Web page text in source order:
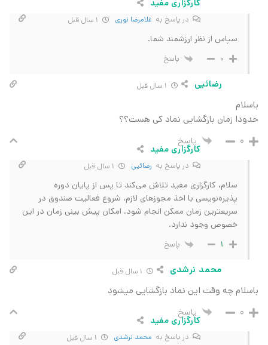
کارگزاری مفید
در پاسخ به غلامرضا نوری
سپاس از نظر ارزشمند شما.
0 پاسخ
رضائیی
باسلام
حدودا زمان بازگشایی نماد کی هست؟؟
0 پاسخ
کارگزاری مفید
در پاسخ به رضائیی
سلام، کارگزاری مفید تلاش می‌کند تا پس از پایان دوره
پذیره‌نویسی با اخذ مجوزهای لازم، شروع فعالیت صندوق در
سریعترین زمان ممکن انجام شود. امکان پیش بینی زمان در این
خصوص وجود ندارد.
1 پاسخ
محمد نرشدی
باسلام چه وقت این نماد بازگشایی میشود
0 پاسخ
کارگزاری مفید
در پاسخ به محمد نرشدی